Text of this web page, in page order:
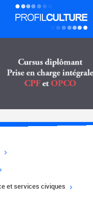
et services civiques